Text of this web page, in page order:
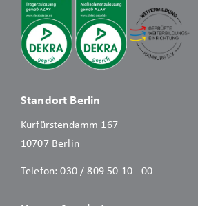
Standort Berlin
Kurfürstendamm 167
10707 Berlin
Telefon:030 / 809 50 10 - 00